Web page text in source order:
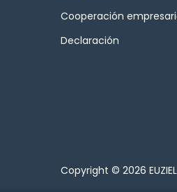
Cooperación
Declaración
Copyright © 2026